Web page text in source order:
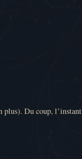
plus). Du coup, l’instant